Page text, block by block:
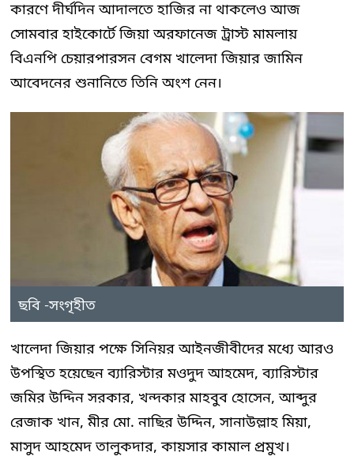
কারণে দীর্ঘদিন আদালতে হাজির না থাকলেও আজ
সোমবার হাইকোর্টে জিয়া অরফানেজ ট্রাস্ট মামলায়
বিএনপি চেয়ারপারসন বেগম খালেদা জিয়ার জামিন
আবেদনের শুনানিতে তিনি অংশ নেন।
ছবি -সংগৃহীত
খালেদা জিয়ার পক্ষে সিনিয়র আইনজীবীদের মধ্যে আরও
উপস্থিত হয়েছেন ব্যারিস্টার মওদুদ আহমেদ, ব্যারিস্টার
জমির উদ্দিন সরকার, খন্দকার মাহবুব হোসেন, আব্দুর
রেজাক খান, মীর মো. নাছির উদ্দিন, সানাউল্লাহ মিয়া,
মাসুদ আহমেদ তালুকদার, কায়সার কামাল প্রমুখ।